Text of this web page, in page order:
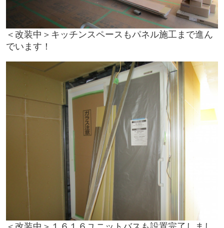
＜改装中＞キッチンスペースもパネル施工まで進ん
でいます！